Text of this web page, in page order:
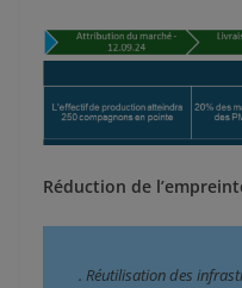
Réduction de
. Réutilisation des